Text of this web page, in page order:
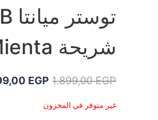
شريحة Mienta
1.899,00EGP
السعر
هو:
EGP
غير متوفر في المخزون